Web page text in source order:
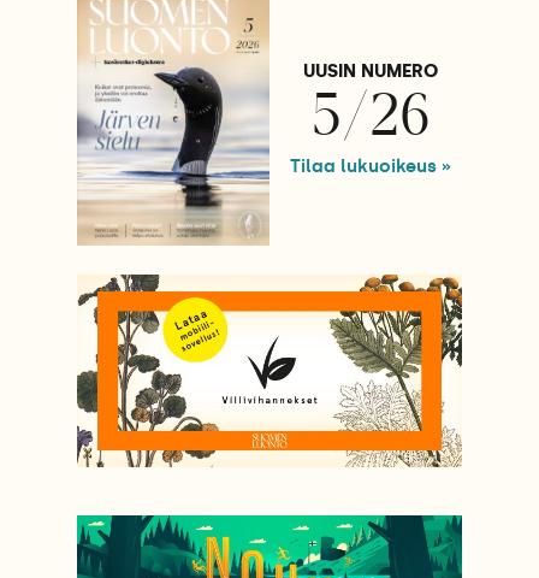
UUSIN NUMERO
5/26
Tilaa lukuoikeus »